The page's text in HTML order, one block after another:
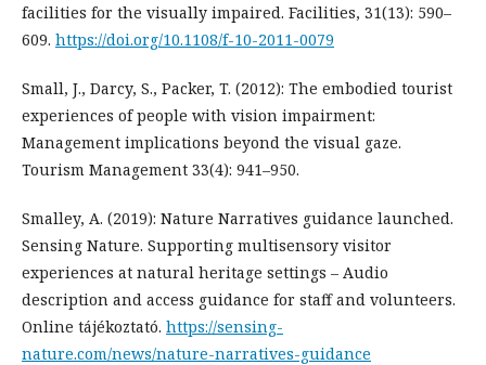
facilities for the visually impaired. Facilities, 31(13): 590–
609. https://doi.org/10.1108/f-10-2011-0079
Small, J., Darcy, S., Packer, T. (2012): The embodied tourist
experiences of people with vision impairment:
Management implications beyond the visual gaze.
Tourism Management 33(4): 941–950.
Smalley, A. (2019): Nature Narratives guidance launched.
Sensing Nature. Supporting multisensory visitor
experiences at natural heritage settings – Audio
description and access guidance for staff and volunteers.
Online tájékoztató. https://sensing-
nature.com/news/nature-narratives-guidance